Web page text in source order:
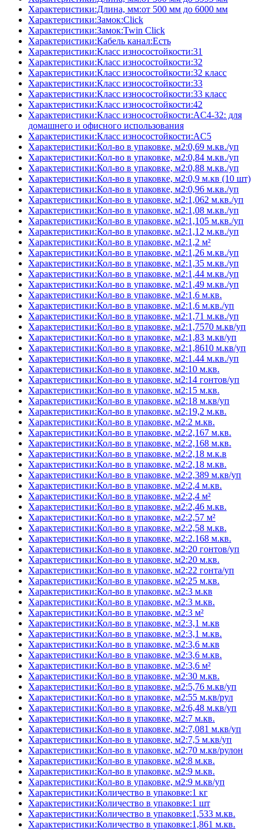
Характеристики:Длина, мм:от 500 мм до 6000 мм
Характеристики:Замок:Click
Характеристики:Замок:Twin Click
Характеристики:Кабель канал:Есть
Характеристики:Класс износостойкости:31
Характеристики:Класс износостойкости:32
Характеристики:Класс износостойкости:32 класс
Характеристики:Класс износостойкости:33
Характеристики:Класс износостойкости:33 класс
Характеристики:Класс износостойкости:42
Характеристики:Класс износостойкости:AC4-32: для
домашнего и офисного использования
Характеристики:Класс износостойкости:AC5
Характеристики:Кол-во в упаковке, м2:0,69 м.кв./уп
Характеристики:Кол-во в упаковке, м2:0,84 м.кв./уп
Характеристики:Кол-во в упаковке, м2:0,88 м.кв./уп
Характеристики:Кол-во в упаковке, м2:0,9 м.кв (10 шт)
Характеристики:Кол-во в упаковке, м2:0,96 м.кв./уп
Характеристики:Кол-во в упаковке, м2:1,062 м.кв./уп
Характеристики:Кол-во в упаковке, м2:1,08 м.кв./уп
Характеристики:Кол-во в упаковке, м2:1,105 м.кв./уп
Характеристики:Кол-во в упаковке, м2:1,12 м.кв./уп
Характеристики:Кол-во в упаковке, м2:1,2 м²
Характеристики:Кол-во в упаковке, м2:1,26 м.кв./уп
Характеристики:Кол-во в упаковке, м2:1,35 м.кв./уп
Характеристики:Кол-во в упаковке, м2:1,44 м.кв./уп
Характеристики:Кол-во в упаковке, м2:1,49 м.кв./уп
Характеристики:Кол-во в упаковке, м2:1,6 м.кв.
Характеристики:Кол-во в упаковке, м2:1,6 м.кв./уп
Характеристики:Кол-во в упаковке, м2:1,71 м.кв./уп
Характеристики:Кол-во в упаковке, м2:1,7570 м.кв/уп
Характеристики:Кол-во в упаковке, м2:1,83 м.кв/уп
Характеристики:Кол-во в упаковке, м2:1,8610 м.кв/уп
Характеристики:Кол-во в упаковке, м2:1.44 м.кв./уп
Характеристики:Кол-во в упаковке, м2:10 м.кв.
Характеристики:Кол-во в упаковке, м2:14 гонтов/уп
Характеристики:Кол-во в упаковке, м2:15 м.кв.
Характеристики:Кол-во в упаковке, м2:18 м.кв/уп
Характеристики:Кол-во в упаковке, м2:19,2 м.кв.
Характеристики:Кол-во в упаковке, м2:2 м.кв.
Характеристики:Кол-во в упаковке, м2:2,167 м.кв.
Характеристики:Кол-во в упаковке, м2:2,168 м.кв.
Характеристики:Кол-во в упаковке, м2:2,18 м.к.в
Характеристики:Кол-во в упаковке, м2:2,18 м.кв.
Характеристики:Кол-во в упаковке, м2:2,389 м.кв/уп
Характеристики:Кол-во в упаковке, м2:2,4 м.кв.
Характеристики:Кол-во в упаковке, м2:2,4 м²
Характеристики:Кол-во в упаковке, м2:2,46 м.кв.
Характеристики:Кол-во в упаковке, м2:2,57 м²
Характеристики:Кол-во в упаковке, м2:2,58 м.кв.
Характеристики:Кол-во в упаковке, м2:2.168 м.кв.
Характеристики:Кол-во в упаковке, м2:20 гонтов/уп
Характеристики:Кол-во в упаковке, м2:20 м.кв.
Характеристики:Кол-во в упаковке, м2:22 гонта/уп
Характеристики:Кол-во в упаковке, м2:25 м.кв.
Характеристики:Кол-во в упаковке, м2:3 м.кв
Характеристики:Кол-во в упаковке, м2:3 м.кв.
Характеристики:Кол-во в упаковке, м2:3 м²
Характеристики:Кол-во в упаковке, м2:3,1 м.кв
Характеристики:Кол-во в упаковке, м2:3,1 м.кв.
Характеристики:Кол-во в упаковке, м2:3,6 м.кв
Характеристики:Кол-во в упаковке, м2:3,6 м.кв.
Характеристики:Кол-во в упаковке, м2:3,6 м²
Характеристики:Кол-во в упаковке, м2:30 м.кв.
Характеристики:Кол-во в упаковке, м2:5,76 м.кв/уп
Характеристики:Кол-во в упаковке, м2:55 м.кв/рул
Характеристики:Кол-во в упаковке, м2:6,48 м.кв/уп
Характеристики:Кол-во в упаковке, м2:7 м.кв.
Характеристики:Кол-во в упаковке, м2:7,081 м.кв/уп
Характеристики:Кол-во в упаковке, м2:7,5 м.кв/уп
Характеристики:Кол-во в упаковке, м2:70 м.кв/рулон
Характеристики:Кол-во в упаковке, м2:8 м.кв.
Характеристики:Кол-во в упаковке, м2:9 м.кв.
Характеристики:Кол-во в упаковке, м2:9 м.кв/уп
Характеристики:Количество в упаковке:1 кг
Характеристики:Количество в упаковке:1 шт
Характеристики:Количество в упаковке:1,533 м.кв.
Характеристики:Количество в упаковке:1,861 м.кв.